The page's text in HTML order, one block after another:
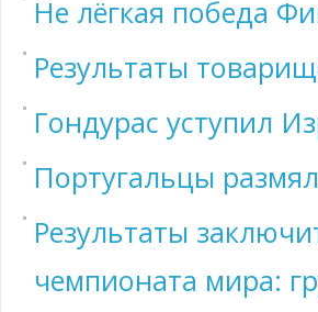
Не лёгкая победа
Результаты
Гондурас уступил
Португальцы
Результаты
чемпионата мира: